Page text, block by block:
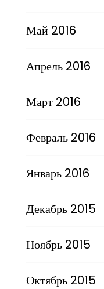
Май 2016
Апрель 2016
Март 2016
Февраль 2016
Январь 2016
Декабрь 2015
Ноябрь 2015
Октябрь 2015